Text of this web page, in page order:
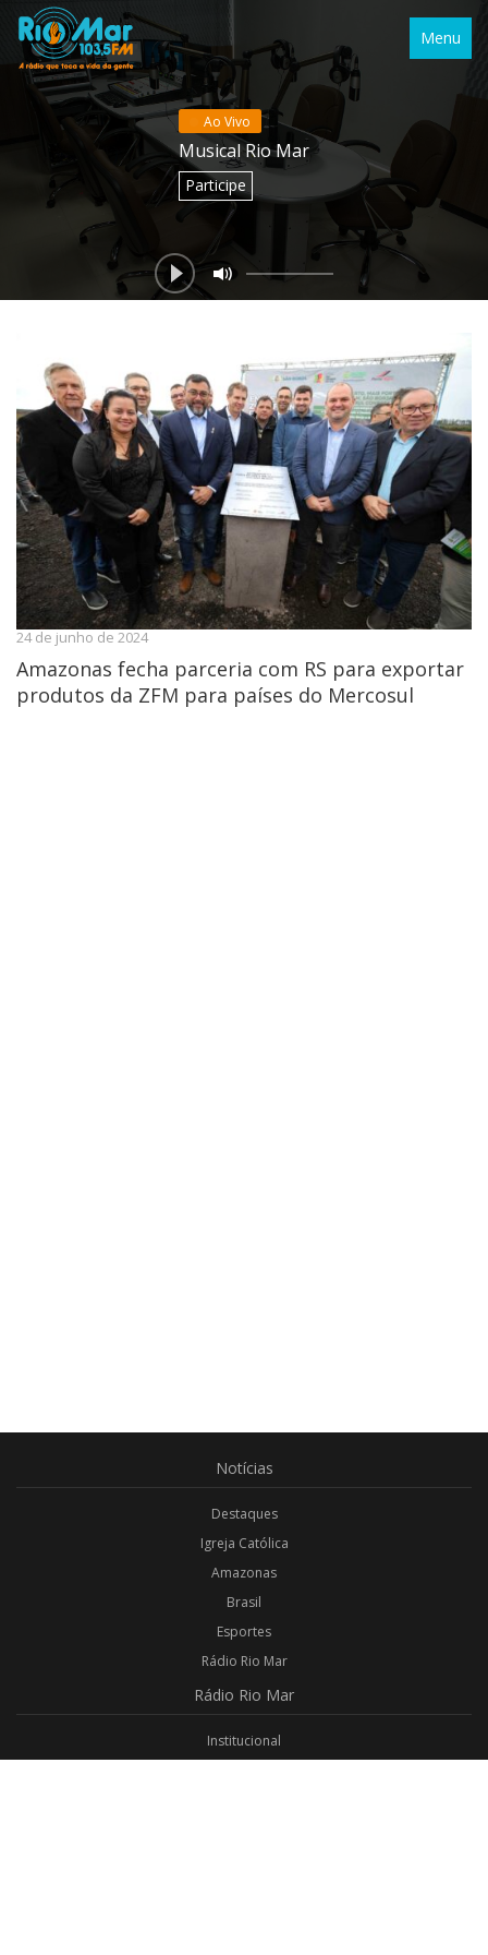
Menu
Ao Vivo
Musical Rio Mar
Participe
24 de junho de 2024
Amazonas fecha parceria com RS para exportar
produtos da ZFM para países do Mercosul
Notícias
Destaques
Igreja Católica
Amazonas
Brasil
Esportes
Rádio Rio Mar
Rádio Rio Mar
Institucional